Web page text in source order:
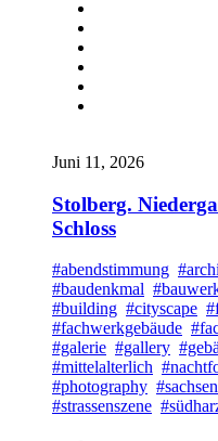
Juni 11, 2026
Stolberg.
Schloss
#abendstimmung
#baudenkmal
#building #cityscape
#fachwerkgebäude
#galerie #gallery
#mittelalterlich
#photography
#strassenszene